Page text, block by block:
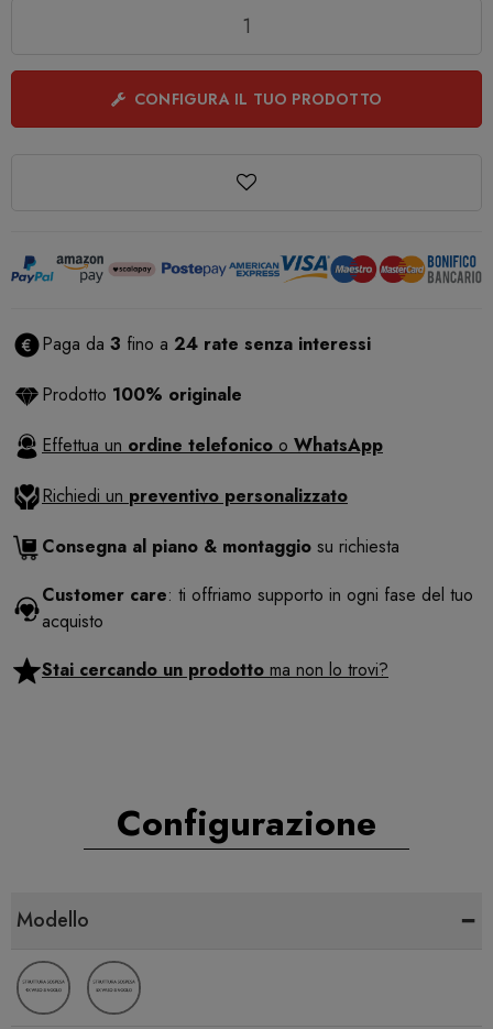
CONFIGURA IL TUO PRODOTTO
Paga da 3 fino a 24 rate senza interessi
Prodotto 100% originale
Effettua un ordine telefonico o WhatsApp
Richiedi un preventivo personalizzato
Consegna al piano & montaggio su richiesta
Customer care: ti offriamo supporto in ogni fase del tuo
acquisto
Stai cercando un prodotto ma non lo trovi?
Configurazione
Modello -